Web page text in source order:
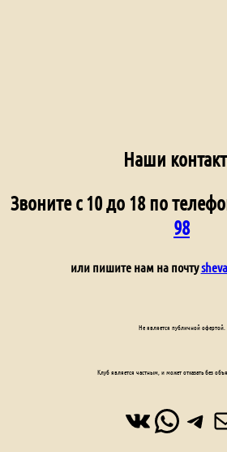
Наши
Звоните с 10 до 18 по
98
или пишите нам на почту